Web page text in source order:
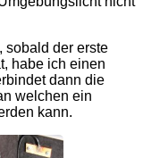
sobald der erste
habe ich einen
dann die
welchen ein
kann.